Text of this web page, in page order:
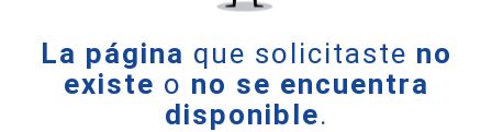
La página que solicitaste no
existe o no se encuentra
disponible.